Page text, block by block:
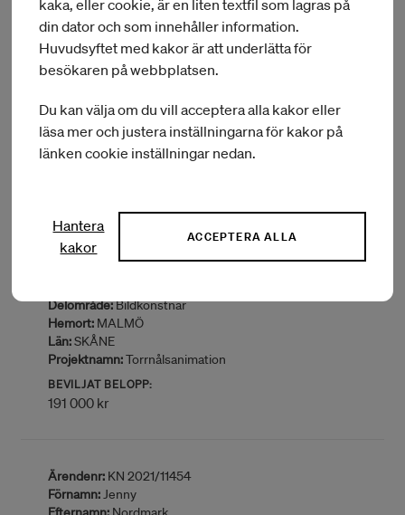
Ärendenr:KN 2021/11594
Förnamn:Chiara
Efternamn:Bugatti
Delområde:
Bildkonstnär
Hemort:STOCKHOLM
Projektnamn:Rehearsing Brutality, until it is totally
destroyed, Part II
BEVILJAT BELOPP:
Ärendenr:
Delområde:Bildkonstnär
Hemort: MALMÖ
Län:SKÅNE
Projektnamn:Torrnålsanimation
BEVILJAT BELOPP:
191 000 kr
Ärendenr: KN 2021/11454
Förnamn:Jenny
kaka, eller cookie, är en liten textfil som lagras på
din dator och som innehåller information.
Huvudsyftet med kakor är att underlätta för
besökaren på webbplatsen.
Du kan välja om du vill acceptera alla kakor eller
läsa mer och justera inställningarna för kakor på
länken cookie inställningar nedan.
Hantera
kakor
ACCEPTERA ALLA